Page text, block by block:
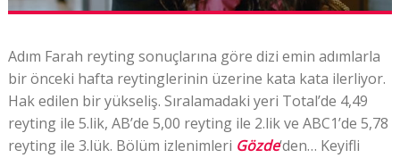
Adım Farah reyting sonuçlarına göre dizi emin adımlarla
bir önceki hafta reytinglerinin üzerine kata kata ilerliyor.
Hak edilen bir yükseliş. Sıralamadaki yeri Total’de 4,49
reyting ile 5.lik, AB’de 5,00 reyting ile 2.lik ve ABC1’de 5,78
reyting ile 3.lük. Bölüm izlenimleri Gözde‘den… Keyifli